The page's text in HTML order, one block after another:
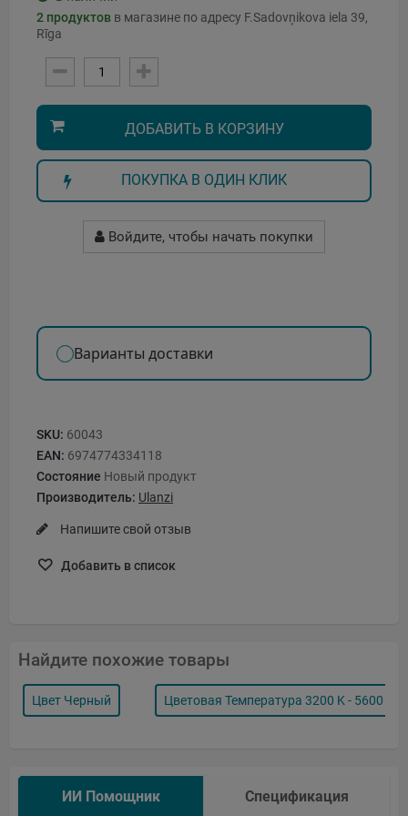
2 продуктов в магазине по адресу F.Sadovņikova iela 39,
Rīga
ДОБАВИТЬ В КОРЗИНУ
ПОКУПКА В ОДИН КЛИК
Войдите, чтобы начать покупки
Варианты доставки
SKU: 60043
EAN: 6974774334118
Состояние Новый продукт
Производитель: Ulanzi
Напишите свой отзыв
Добавить в список
Найдите похожие товары
Цвет Черный Цветовая Температура 3200 K - 5600 K
ИИ Помощник Спецификация